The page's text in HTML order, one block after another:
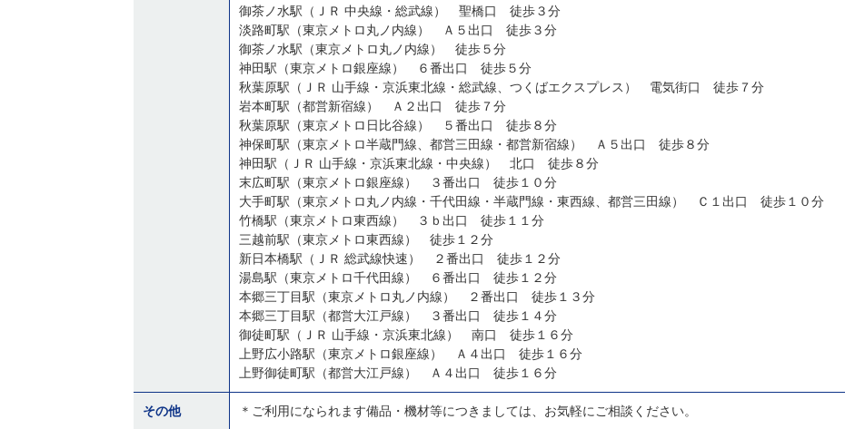
御茶ノ水駅（ＪＲ 中央線・総武線） 聖橋口 徒歩３分
淡路町駅（東京メトロ丸ノ内線） Ａ５出口 徒歩３分
御茶ノ水駅（東京メトロ丸ノ内線） 徒歩５分
神田駅（東京メトロ銀座線） ６番出口 徒歩５分
秋葉原駅（ＪＲ 山手線・京浜東北線・総武線、つくばエクスプレス） 電気街口 徒歩７分
岩本町駅（都営新宿線） Ａ２出口 徒歩７分
秋葉原駅（東京メトロ日比谷線） ５番出口 徒歩８分
神保町駅（東京メトロ半蔵門線、都営三田線・都営新宿線） Ａ５出口 徒歩８分
神田駅（ＪＲ 山手線・京浜東北線・中央線） 北口 徒歩８分
末広町駅（東京メトロ銀座線） ３番出口 徒歩１０分
大手町駅（東京メトロ丸ノ内線・千代田線・半蔵門線・東西線、都営三田線） Ｃ１出口 徒歩１０分
竹橋駅（東京メトロ東西線） ３ｂ出口 徒歩１１分
三越前駅（東京メトロ東西線） 徒歩１２分
新日本橋駅（ＪＲ 総武線快速） ２番出口 徒歩１２分
湯島駅（東京メトロ千代田線） ６番出口 徒歩１２分
本郷三丁目駅（東京メトロ丸ノ内線） ２番出口 徒歩１３分
本郷三丁目駅（都営大江戸線） ３番出口 徒歩１４分
御徒町駅（ＪＲ 山手線・京浜東北線） 南口 徒歩１６分
上野広小路駅（東京メトロ銀座線） Ａ４出口 徒歩１６分
上野御徒町駅（都営大江戸線） Ａ４出口 徒歩１６分
その他 ＊ご利用になられます備品・機材等につきましては、お気軽にご相談ください。